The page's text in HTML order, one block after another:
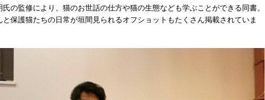
の監修により、猫のお世話の仕方や猫の生態なども学ぶことができる同書。
と保護猫たちの日常が垣間見られるオフショットもたくさん掲載されていま